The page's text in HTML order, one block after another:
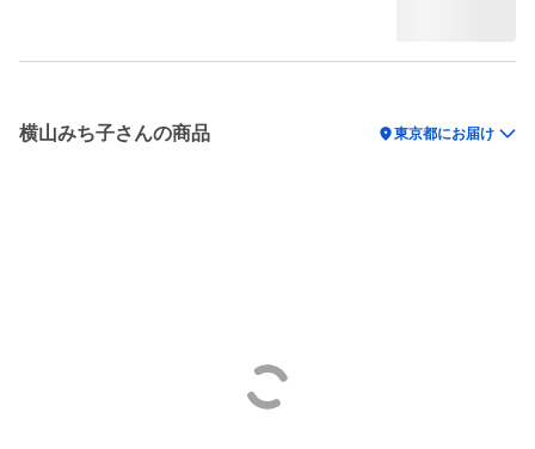
横山みち子さんの商品 location_on東京都にお届け